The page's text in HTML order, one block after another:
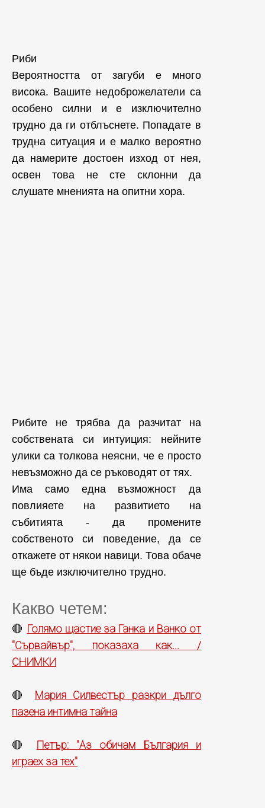
Риби
Вероятността от загуби е много
висока. Вашите недоброжелатели са
особено силни и е изключително
трудно да ги отблъснете. Попадате в
трудна ситуация и е малко вероятно
да намерите достоен изход от нея,
освен това не сте склонни да
слушате мненията на опитни хора.
Рибите не трябва да разчитат на
собствената си интуиция: нейните
улики са толкова неясни, че е просто
невъзможно да се ръководят от тях.
Има само една възможност да
повлияете на развитието на
събитията - да промените
собственото си поведение, да се
откажете от някои навици. Това обаче
ще бъде изключително трудно.
Какво четем:
🔴 Голямо щастие за Ганка и Ванко от
"Сървайвър", показаха как... /
СНИМКИ
🔴 Мария Силвестър разкри дълго
пазена интимна тайна
🔴 Петър: "Аз обичам България и
играех за тех"